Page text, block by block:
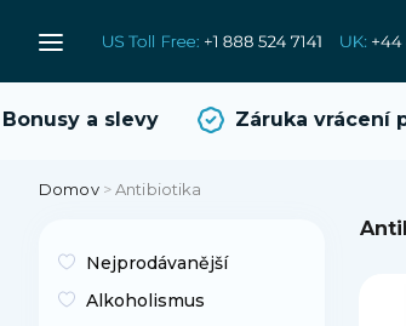
a slevy Záruka vrácení
Domov>Antibiotika
Nejprodávanější
Alkoholismus